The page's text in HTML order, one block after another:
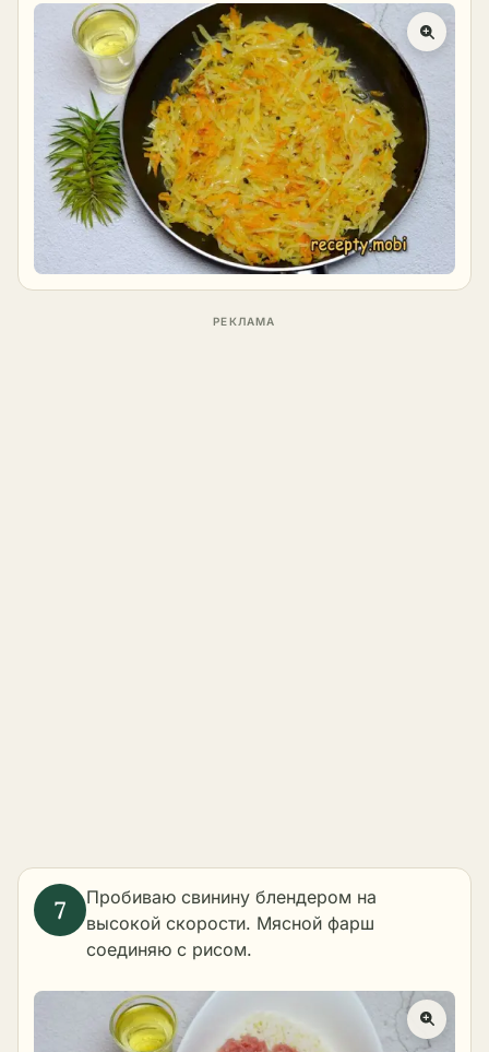
Пробиваю свинину блендером на
высокой скорости. Мясной фарш
соединяю с рисом.